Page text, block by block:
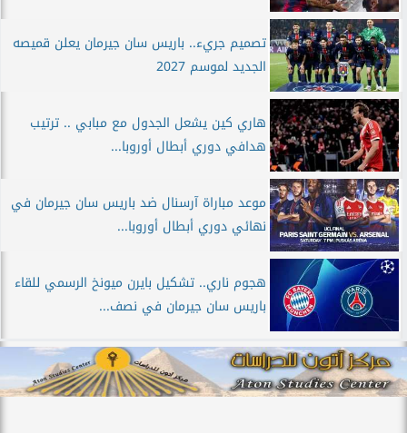
تصميم جريء.. باريس سان جيرمان يعلن قميصه
الجديد لموسم 2027
هاري كين يشعل الجدول مع مبابي .. ترتيب
هدافي دوري أبطال أوروبا...
موعد مباراة آرسنال ضد باريس سان جيرمان في
نهائي دوري أبطال أوروبا...
هجوم ناري.. تشكيل بايرن ميونخ الرسمي للقاء
باريس سان جيرمان في نصف...